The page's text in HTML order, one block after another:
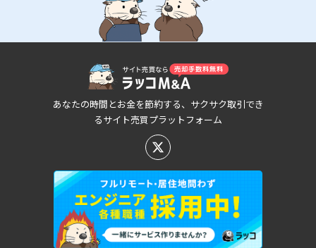
あなたの時間とお金を節約する、サクサク取引でき
るサイト売買プラットフォーム